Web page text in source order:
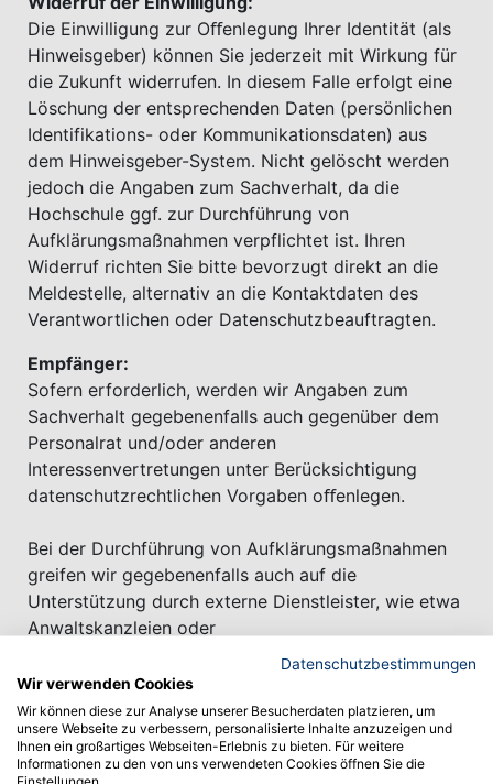
Die Einwilligung zur Oﬀenlegung Ihrer Identität (als
Hinweisgeber) können Sie jederzeit mit Wirkung für
die Zukunft widerrufen. In diesem Falle erfolgt eine
Löschung der entsprechenden Daten (persönlichen
Identifikations- oder Kommunikationsdaten) aus
dem Hinweisgeber-System. Nicht gelöscht werden
jedoch die Angaben zum Sachverhalt, da die
Hochschule ggf. zur Durchführung von
Aufklärungsmaßnahmen verpflichtet ist. Ihren
Widerruf richten Sie bitte bevorzugt direkt an die
Meldestelle, alternativ an die Kontaktdaten des
Verantwortlichen oder Datenschutzbeauftragten.
Empfänger:
Sofern erforderlich, werden wir Angaben zum
Sachverhalt gegebenenfalls auch gegenüber dem
Personalrat und/oder anderen
Interessenvertretungen unter Berücksichtigung
datenschutzrechtlichen Vorgaben oﬀenlegen.
Bei der Durchführung von Aufklärungsmaßnahmen
greifen wir gegebenenfalls auch auf die
Unterstützung durch externe Dienstleister, wie etwa
Anwaltskanzleien oder
Wirtschaftsprüfungsgesellschaften, zurück.
Möglicherweise werden wir Angaben zum
Sachverhalt auch gegenüber öﬀentlichen Stellen
oﬀenlegen (Staatsanwaltschaften, Gerichte, Polizei
oder sonstige Behörden). Dies kann insbesondere
Datenschutzbestimmungen
Wir verwenden Cookies
Wir können diese zur Analyse unserer Besucherdaten platzieren, um
unsere Webseite zu verbessern, personalisierte Inhalte anzuzeigen und
Ihnen ein großartiges Webseiten-Erlebnis zu bieten. Für weitere
Informationen zu den von uns verwendeten Cookies öffnen Sie die
Einstellungen.